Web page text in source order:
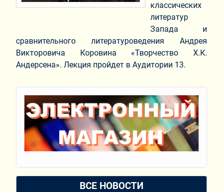
классических
литератур
Запада и
сравнительного литературоведения Андрея
Викторовича Коровина «Творчество Х.К.
Андерсена». Лекция пройдет в Аудитории 13.
ВСЕ НОВОСТИ